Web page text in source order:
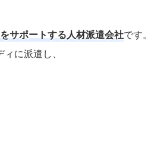
サポートする人材派遣会社です。
に派遣し、